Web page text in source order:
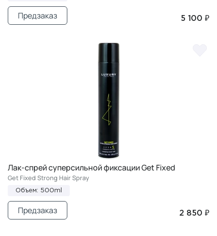
5 100 ₽
Предзаказ
Лак-спрей суперсильной фиксации Get Fixed
Get Fixed Strong Hair Spray
Объем: 500ml
2 850 ₽
Предзаказ